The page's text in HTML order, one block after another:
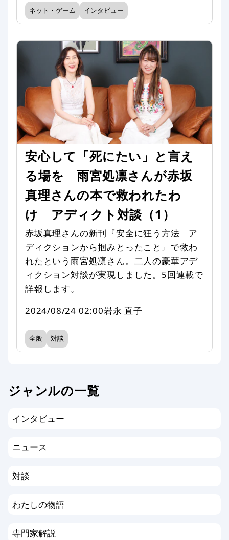
ネット・ゲーム インタビュー
安心して「死にたい」と言え
る場を 雨宮処凛さんが赤坂
真理さんの本で救われたわ
け アディクト対談（1）
赤坂真理さんの新刊『安全に狂う方法 ア
ディクションから掴みとったこと』で救わ
れたという雨宮処凛さん。二人の豪華アデ
ィクション対談が実現しました。5回連載で
詳報します。
2024/08/24 02:00岩永 直子
全般 対談
ジャンルの一覧
インタビュー
ニュース
対談
わたしの物語
専門家解説